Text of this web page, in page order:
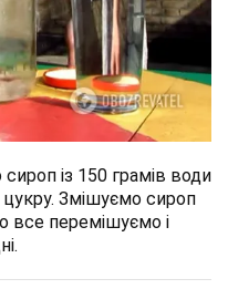
із 150 грамів води
Змішуємо сироп
все перемішуємо і